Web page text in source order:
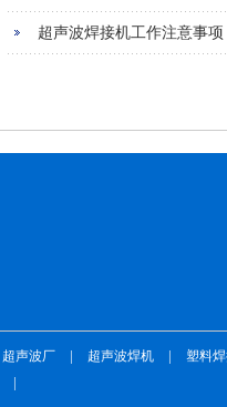
超声波焊接机工作注意事项
超声波厂 | 超声波焊机 | 塑料
|